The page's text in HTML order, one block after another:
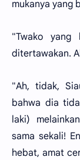
mukanya yang
"Twako yang
ditertawakan.
"Ah, tidak,
bahwa dia
laki)
sama sekali!
hebat, amat